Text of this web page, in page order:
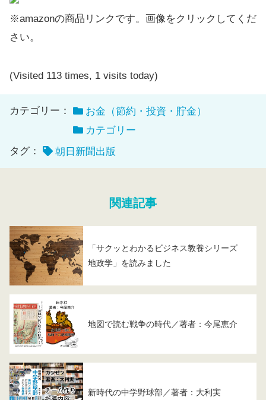
※amazonの商品リンクです。画像をクリックしてくだ
さい。
(Visited 113 times, 1 visits today)
カテゴリー：
お金（節約・投資・貯金）
カテゴリー
タグ：
朝日新聞出版
関連記事
「サクッとわかるビジネス教養シリーズ
地政学」を読みました
地図で読む戦争の時代／著者：今尾恵介
新時代の中学野球部／著者：大利実